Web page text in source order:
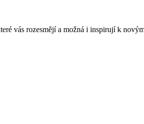
vás rozesmějí a možná i inspirují k